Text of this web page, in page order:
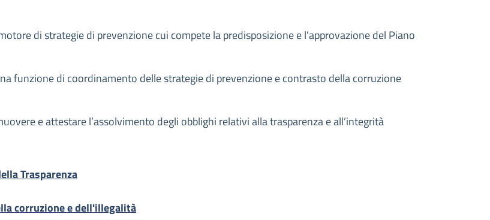
di strategie di prevenzione cui compete la predisposizione e l'approvazione del Piano
funzione di coordinamento delle strategie di prevenzione e contrasto della corruzione
e attestare l’assolvimento degli obblighi relativi alla trasparenza e all’integrità
Trasparenza
corruzione e dell'illegalità